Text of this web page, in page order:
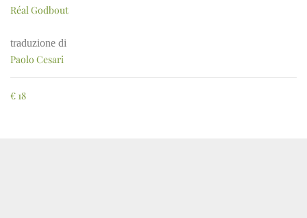
Réal Godbout
traduzione di
Paolo Cesari
€ 18